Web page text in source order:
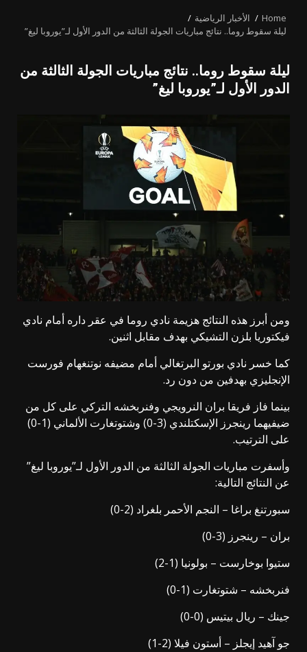
Home
الأخبار الرياضية
ليلة سقوط روما.. نتائج مباريات الجولة الثالثة من الدور الأول لـ”يوروبا ليغ”
ليلة سقوط روما.. نتائج مباريات الجولة الثالثة من
الدور الأول لـ”يوروبا ليغ”
ومن أبرز هذه النتائج هزيمة نادي روما في عقر داره أمام نادي
فيكتوريا بلزن التشيكي بهدف مقابل اثنين.
كما خسر نادي بورتو البرتغالي أمام مضيفه نوتنغهام فورست
الإنجليزي بهدفين من دون رد.
بينما فاز فريقا بران النرويجي وفنربخشه التركي على كل من
ضيفيهما رينجرز الإسكتلندي (3-0) وشتوتغارت الألماني (1-0)
على الترتيب.
وأسفرت مباريات الجولة الثالثة من الدور الأول لـ”يوروبا ليغ”
عن النتائج التالية:
سبورتنغ براغا – النجم الأحمر بلغراد (2-0)
بران – رينجرز (3-0)
ستيوا بوخارست – بولونيا (1-2)
فنربخشه – شتوتغارت (1-0)
جينك – ريال بيتيس (0-0)
جو آهيد إيجلز – أستون فيلا (2-1)